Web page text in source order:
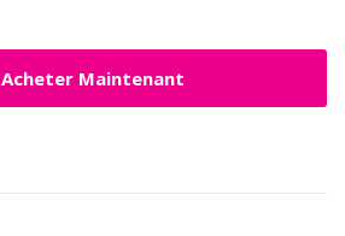
Acheter Maintenant